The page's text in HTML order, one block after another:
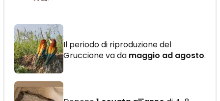
Il periodo di riproduzione del
Gruccione va da maggio ad agosto.